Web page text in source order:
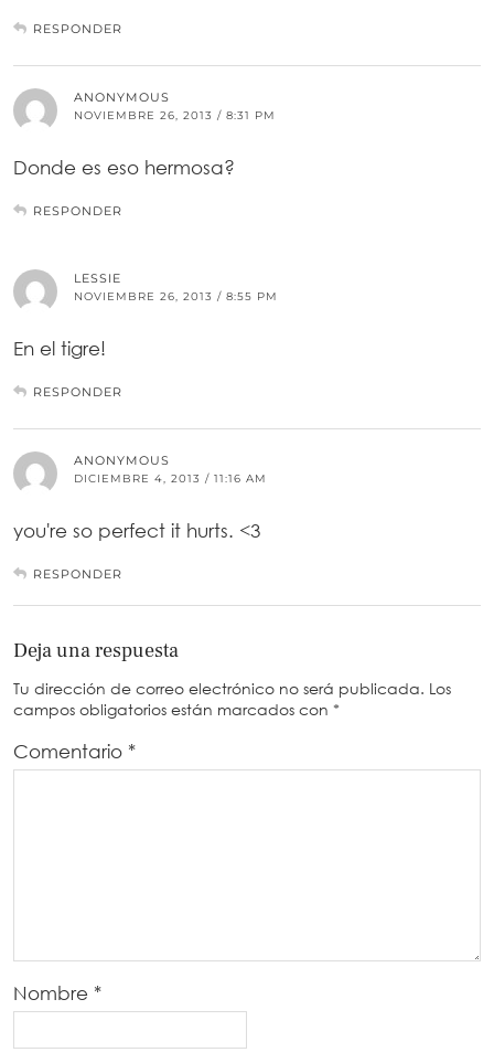
RESPONDER
ANONYMOUS
NOVIEMBRE 26, 2013 / 8:31 PM
Donde es eso hermosa?
RESPONDER
LESSIE
NOVIEMBRE 26, 2013 / 8:55 PM
En el tigre!
RESPONDER
ANONYMOUS
DICIEMBRE 4, 2013 / 11:16 AM
you're so perfect it hurts. <3
RESPONDER
Deja una respuesta
Tu dirección de correo electrónico no será publicada. Los
campos obligatorios están marcados con *
Comentario *
Nombre *